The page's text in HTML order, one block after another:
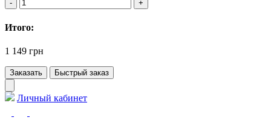
Итого:
1 149 грн
Заказать Быстрый заказ
Личный кабинет